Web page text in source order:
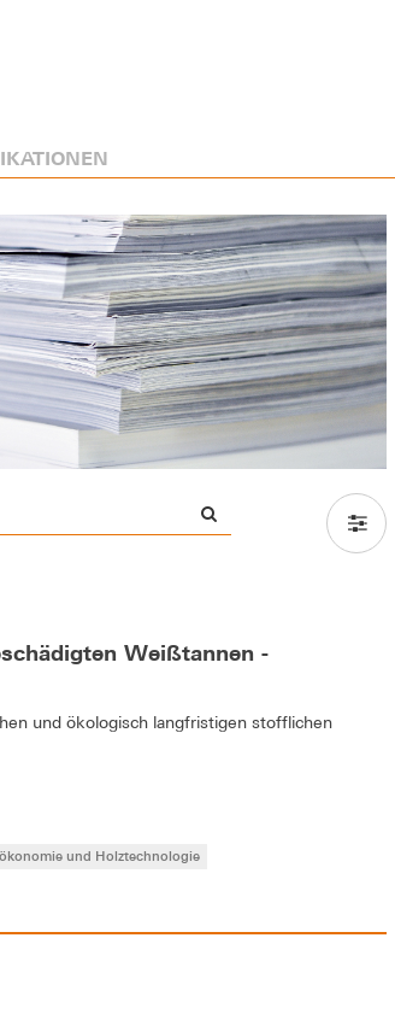
Weißtannen -
und ökologisch langfristigen stofflichen
und Holztechnologie